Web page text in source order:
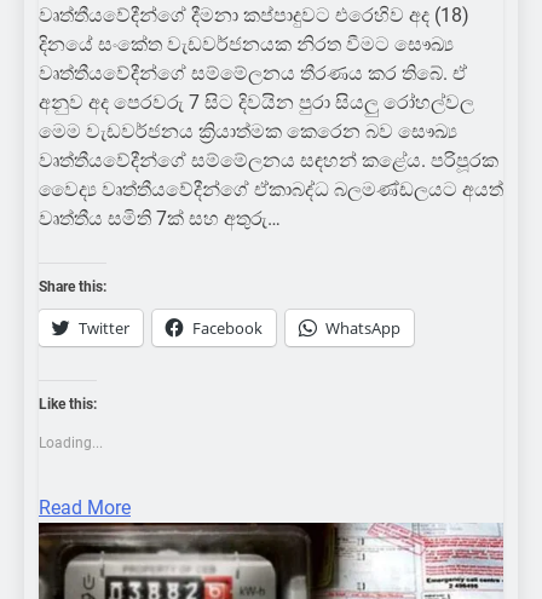
වෘත්තීයවේදීන්ගේ දීමනා කප්පාදුවට එරෙහිව අද (18)
දිනයේ සංකේත වැඩවර්ජනයක නිරත වීමට සෞඛ්‍ය
වෘත්තීයවේදීන්ගේ සම්මේලනය තීරණය කර තිබේ. ඒ
අනුව අද පෙරවරු 7 සිට දිවයින පුරා සියලු රෝහල්වල
මෙම වැඩවර්ජනය ක්‍රියාත්මක කෙරෙන බව සෞඛ්‍ය
වෘත්තීයවේදීන්ගේ සම්මේලනය සඳහන් කළේය. පරිපූරක
වෛද්‍ය වෘත්තීයවේදීන්ගේ ඒකාබද්ධ බලමණ්ඩලයට අයත්
වෘත්තීය සමිති 7ක් සහ අතුරු…
Share this:
Twitter Facebook WhatsApp
Like this:
Loading...
Read More
COLOMBOBUZZ ECONOMY ENERGY
FEATURENEWS
HOT NEWS
LOCAL SCIENCE